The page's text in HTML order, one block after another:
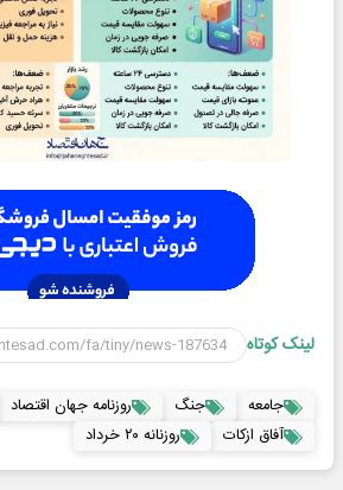
لینک کوتاه
جامعه جنگ روزنامه جهان اقتصاد
آفاق ازکات
روزنانه ۲۰ خرداد